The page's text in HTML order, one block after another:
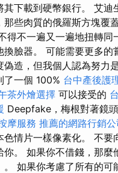
其下載到硬幣銀行。 艾迪
那些肉質的俄羅斯方塊覆
得不一遍又一遍地扭轉同
換臉器。 可能需要更多的
造，但我個人認為努力是
了一個 100% 台中產後護
茶外燴選擇 可以接受的
Deepfake，梅根對著鏡
摩服務 推薦的網路行銷公
情片一樣像素化。 不要
你。 如果你不借錢，那麼
。 如果你考慮了所有的可